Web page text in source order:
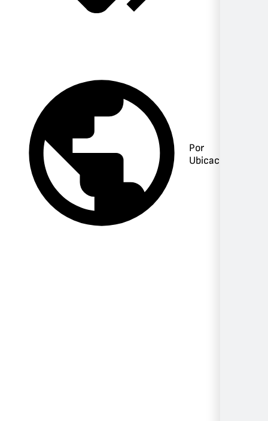
Por
Ubicación